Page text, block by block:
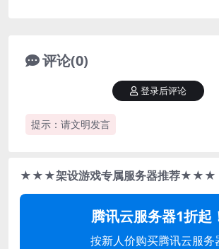
评论(0)
提示：请文明发言
登录后评论
★★★架设游戏专属服务器推荐★★★
腾讯云服务器1折起
按新人价购买腾讯云服务